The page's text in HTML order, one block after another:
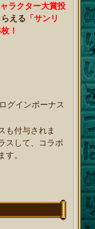
ャラクター大賞投
える 「サンリ
！
グインボーナス
も付与されま
スして、コラボ
す。